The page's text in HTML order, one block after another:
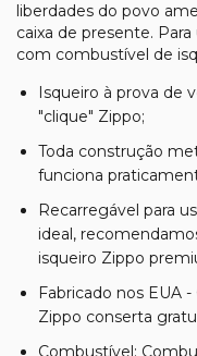
liberdades do povo
caixa de presente.
com combustível de
Isqueiro à prova de
"clique" Zippo;
Toda construção
funciona
Recarregável para
ideal,
isqueiro Zippo
Fabricado nos EUA
Zippo conserta
Combustível: